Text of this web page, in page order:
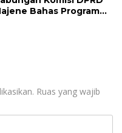
Bahas Program
Ruas yang wajib